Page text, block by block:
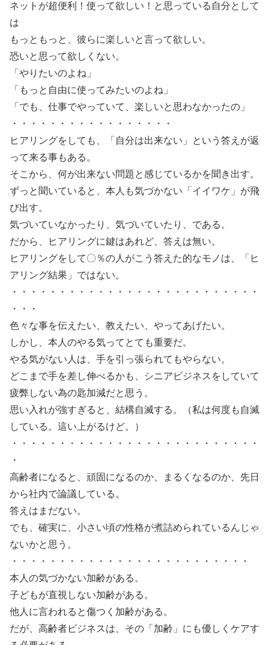
ネットが超便利！使って欲しい！と思っている自分として
は
もっともっと、彼らに楽しいと言って欲しい。
恐いと思って欲しくない。
「やりたいのよね」
「もっと自由に使ってみたいのよね」
「でも、仕事でやっていて、楽しいと思わなかったの」
・・・・・・・・・・・・・・・・・
ヒアリングをしても、「自分は出来ない」という答えが返
って来る事もある。
そこから、何が出来ない問題と感じているかを聞き出す。
ずっと聞いていると、本人も気づかない「イイワケ」が飛
び出す。
気づいていなかったり、気づいていたり、である。
だから、ヒアリングに鍵はあれど、答えは無い。
ヒアリングをして〇％の人がこう答えた的なモノは、「ヒ
アリング結果」ではない。
・・・・・・・・・・・・・・・・・・・・・・・・・・
・・・
色々な事を伝えたい、教えたい、やってあげたい。
しかし、本人のやる気ってとても重要だ。
やる気がない人は、手を引っ張られてもやらない。
どこまで手を差し伸べるかも、シニアビジネスをしていて
疲弊しない為の匙加減だと思う。
思い入れが強すぎると、結構自滅する。（私は何度も自滅
している。這い上がるけど。）
・・・・・・・・・・・・・・・・・・・・・・・・・・
・
高齢者になると、頑固になるのか、まるくなるのか、先日
から社内で論議している。
答えはまだない。
でも、確実に、小さい頃の性格が煮詰められているんじゃ
ないかと思う。
・・・・・・・・・・・・・・・・・・・・・・・・・
本人の気づかない加齢がある。
子どもが直視しない加齢がある。
他人に言われると傷つく加齢がある。
だが、高齢者ビジネスは、その「加齢」にも優しくケアす